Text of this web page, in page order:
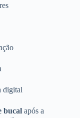
digital
bucal após a